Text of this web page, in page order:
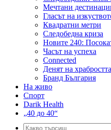
Мечтани
Гласът на
Квадратни метри
Следобедна криза
Новите 240:
Часът на успеха
Connected
Денят на храбростта
Бранд България
На живо
Спорт
Darik Health
„40 до 40“